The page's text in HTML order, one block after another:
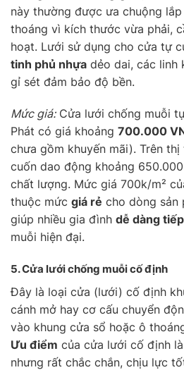
này thường được ưa chuộng
thoáng vì kích thước vừa phải,
hoạt. Lưới sử dụng cho cửa tự
tinh phủ nhựa dẻo dai, các linh
gỉ sét đảm bảo độ bền.
Mức giá:Cửa lưới chống muỗi
Phát có giá khoảng 700.000
chưa gồm khuyến mãi). Trên
cuốn dao động khoảng
chất lượng. Mức giá 700k/m²
thuộc mức giá rẻ cho dòng sản
giúp nhiều gia đình dễ dàng
muỗi hiện đại.
5. Cửa lưới chống muỗicố định
Đây là loại cửa (lưới) cố định
cánh mở hay cơ cấu chuyển
vào khung cửa sổ hoặc ô
Ưu điểm của cửa lưới cố định
nhưng rất chắc chắn, chịu lực